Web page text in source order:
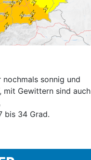
sonnig und
mit Gewittern sind auch
bis 34 Grad.